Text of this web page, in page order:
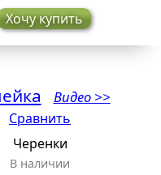
Хочу купить
Видео >>
Сравнить
Черенки
В наличии